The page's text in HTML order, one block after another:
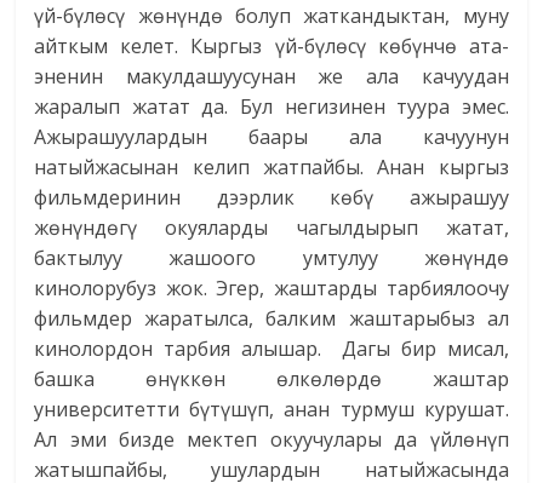
үй-бүлөсү жөнүндө болуп жаткандыктан, муну
айткым келет. Кыргыз үй-бүлөсү көбүнчө ата-
эненин макулдашуусунан же ала качуудан
жаралып жатат да. Бул негизинен туура эмес.
Ажырашуулардын баары ала качуунун
натыйжасынан келип жатпайбы. Анан кыргыз
фильмдеринин дээрлик көбү ажырашуу
жөнүндөгү окуяларды чагылдырып жатат,
бактылуу жашоого умтулуу жөнүндө
кинолорубуз жок. Эгер, жаштарды тарбиялоочу
фильмдер жаратылса, балким жаштарыбыз ал
кинолордон тарбия алышар. Дагы бир мисал,
башка өнүккөн өлкөлөрдө жаштар
университетти бүтүшүп, анан турмуш курушат.
Ал эми бизде мектеп окуучулары да үйлөнүп
жатышпайбы, ушулардын натыйжасында